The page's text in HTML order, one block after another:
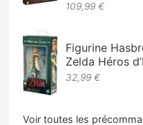
109,99 €
Figurine
Zelda Héros
32,99 €
Voir toutes les